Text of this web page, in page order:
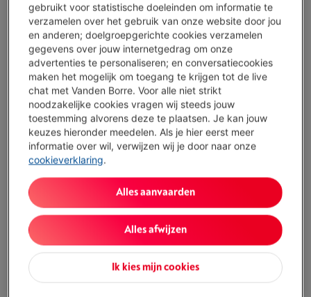
€ 99,95
Ofbetalen per maand-Simulatie
Let op, geld lenen kost ook geld.
Koop nu
Vergelijken
Plug-and-Play: geen configuratie vereist
Breid je wifi-netwerk uit via je elektriciteitsnet
Ondersteunt de nieuwste wifi 6E-norm
Slechts één adapter meegeleverd
gebruikt voor statistische doeleinden om informatie te
verzamelen over het gebruik van onze website door jou
en anderen; doelgroepgerichte cookies verzamelen
gegevens over jouw internetgedrag om onze
advertenties te personaliseren; en conversatiecookies
maken het mogelijk om toegang te krijgen tot de live
chat met Vanden Borre. Voor alle niet strikt
noodzakelijke cookies vragen wij steeds jouw
toestemming alvorens deze te plaatsen. Je kan jouw
keuzes hieronder meedelen. Als je hier eerst meer
informatie over wil, verwijzen wij je door naar onze
cookieverklaring.
Ik kies mijn cookies
Alles afwijzen
Alles aanvaarden